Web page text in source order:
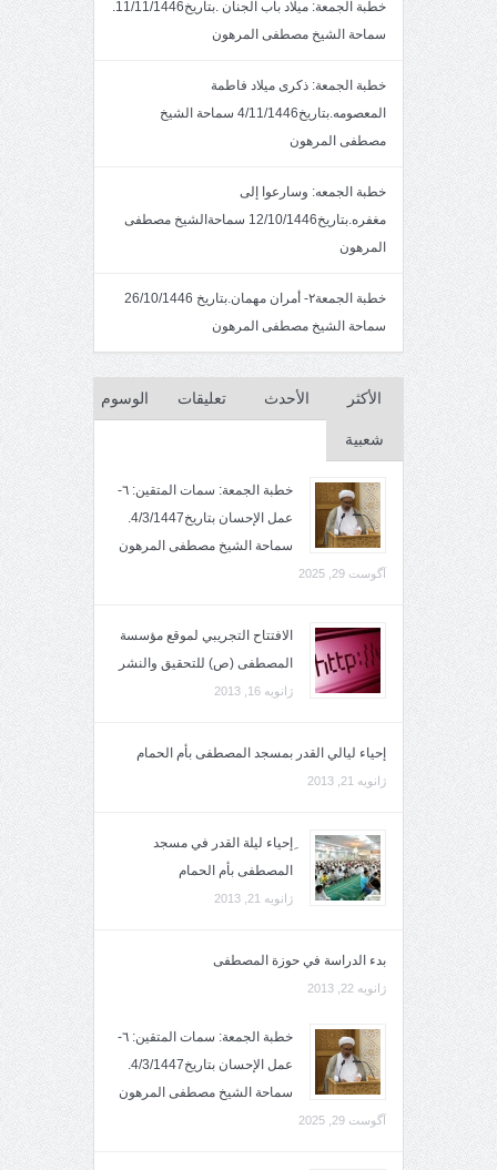
خطبة الجمعة: ميلاد باب الجنان .بتاريخ11/11/1446.
سماحة الشيخ مصطفى المرهون
خطبة الجمعة: ذكرى ميلاد فاطمة
المعصومه.بتاريخ4/11/1446 سماحة الشيخ
مصطفى المرهون
خطبة الجمعه: وسارعوا إلى
مغفره.بتاريخ12/10/1446 سماحةالشيخ مصطفى
المرهون
خطبة الجمعة٢- أمران مهمان.بتاريخ 26/10/1446
سماحة الشيخ مصطفى المرهون
الأكثر
شعبية
الأحدث تعليقات الوسوم
خطبة الجمعة: سمات المتقين: ٦-
عمل الإحسان بتاريخ4/3/1447.
سماحة الشيخ مصطفى المرهون
آگوست 29, 2025
الافتتاح التجريبي لموقع مؤسسة
المصطفى (ص) للتحقيق والنشر
ژانویه 16, 2013
إحياء ليالي القدر بمسجد المصطفى بأم الحمام
ژانویه 21, 2013
ِإحياء ليلة القدر في مسجد
المصطفى بأم الحمام
ژانویه 21, 2013
بدء الدراسة في حوزة المصطفى
ژانویه 22, 2013
خطبة الجمعة: سمات المتقين: ٦-
عمل الإحسان بتاريخ4/3/1447.
سماحة الشيخ مصطفى المرهون
آگوست 29, 2025